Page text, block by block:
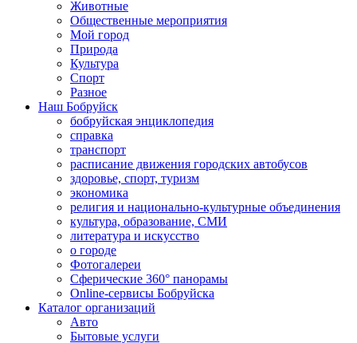
Животные
Общественные мероприятия
Мой город
Природа
Культура
Спорт
Разное
Наш Бобруйск
бобруйская энциклопедия
справка
транспорт
расписание движения городских автобусов
здоровье, спорт, туризм
экономика
религия и национально-культурные объединения
культура, образование, СМИ
литература и искусство
о городе
Фотогалереи
Сферические 360° панорамы
Online-сервисы Бобруйска
Каталог организаций
Авто
Бытовые услуги